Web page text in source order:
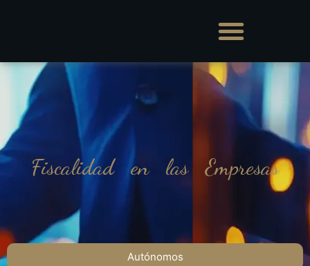
Fiscalidad en las Empresas
Autónomos